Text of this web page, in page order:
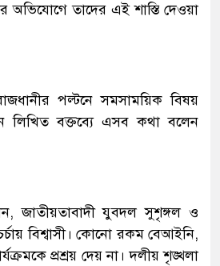
অভিযোগে তাদের এই শাস্তি দেওয়া
পল্টনে সমসাময়িক বিষয়
লিখিত বক্তব্যে এসব কথা বলেন
জাতীয়তাবাদী যুবদল সুশৃঙ্গল ও
বিশ্বাসী। কোনো রকম বেআইনি,
প্রশ্রয় দেয় না। দলীয় শৃঙ্খলা